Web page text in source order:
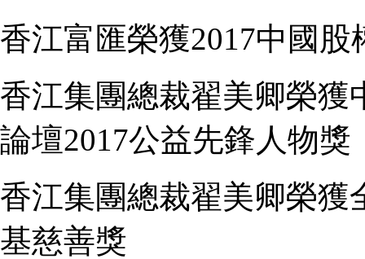
香江富匯榮獲2017中國股
香江集團總裁翟美卿榮獲
論壇2017公益先鋒人物獎
香江集團總裁翟美卿榮獲
基慈善獎